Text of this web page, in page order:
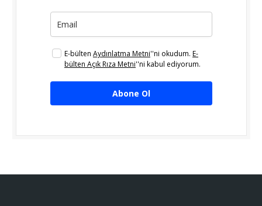
E-bülten Aydınlatma Metni''ni okudum. E-
bülten Açık Rıza Metni''ni kabul ediyorum.
Abone Ol